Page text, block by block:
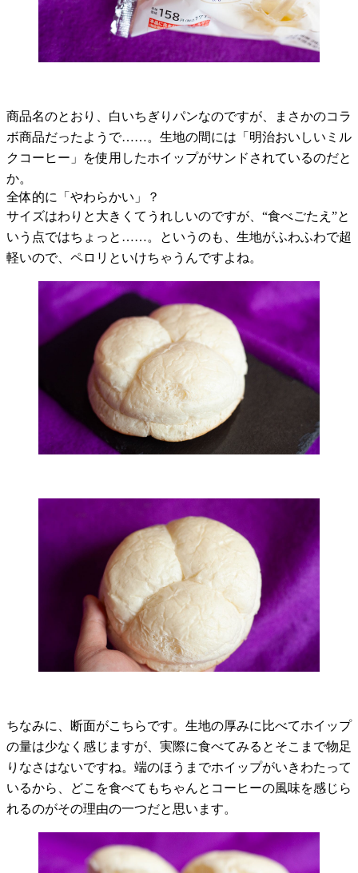
商品名のとおり、白いちぎりパンなのですが、まさかのコラ
ボ商品だったようで……。生地の間には「明治おいしいミル
クコーヒー」を使用したホイップがサンドされているのだと
か。
全体的に「やわらかい」？
サイズはわりと大きくてうれしいのですが、“食べごたえ”と
いう点ではちょっと……。というのも、生地がふわふわで超
軽いので、ペロリといけちゃうんですよね。
ちなみに、断面がこちらです。生地の厚みに比べてホイップ
の量は少なく感じますが、実際に食べてみるとそこまで物足
りなさはないですね。端のほうまでホイップがいきわたって
いるから、どこを食べてもちゃんとコーヒーの風味を感じら
れるのがその理由の一つだと思います。